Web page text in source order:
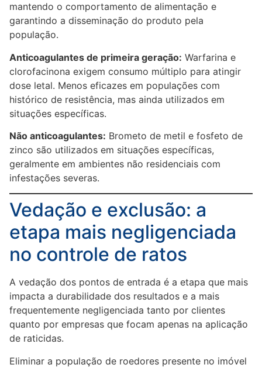
mantendo o comportamento de alimentação e
garantindo a disseminação do produto pela
população.
Anticoagulantes de primeira geração: Warfarina e
clorofacinona exigem consumo múltiplo para atingir
dose letal. Menos eficazes em populações com
histórico de resistência, mas ainda utilizados em
situações específicas.
Não anticoagulantes: Brometo de metil e fosfeto de
zinco são utilizados em situações específicas,
geralmente em ambientes não residenciais com
infestações severas.
Vedação e exclusão: a
etapa mais negligenciada
no controle de ratos
A vedação dos pontos de entrada é a etapa que mais
impacta a durabilidade dos resultados e a mais
frequentemente negligenciada tanto por clientes
quanto por empresas que focam apenas na aplicação
de raticidas.
Eliminar a população de roedores presente no imóvel